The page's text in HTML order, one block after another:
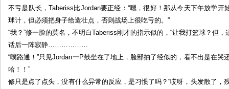
不亏是队长，Taberiss比Jordan要正经：“嗯，很好！那从今天下午放学
球计，但必须把身子给造壮点，否则战场上很吃亏的。”
“我？”修一脸的莫名，不明白Taberiss刚才的指示似的，“让我打篮球？但，
话后一阵寂静………………
“噗路通！”只见Jordan一P鼓坐在了地上，脸部抽了经似的，看不出是在
哈！！”
修只是点了点头，没有什么异常的反应，是习惯了吗？“哎呀，头发散了，